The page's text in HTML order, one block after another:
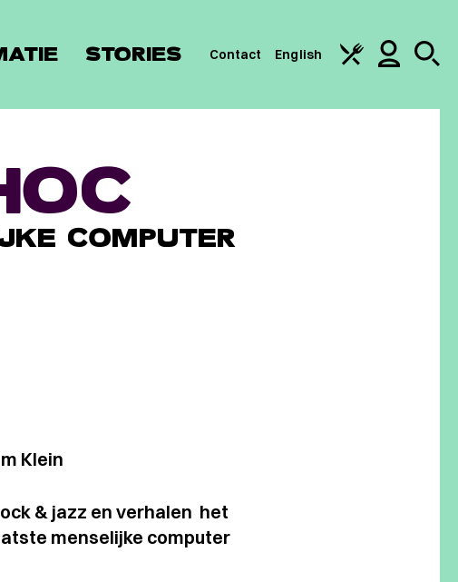
STORIES Contact English
COMPUTER
Klein
& jazz en verhalen het
menselijke computer